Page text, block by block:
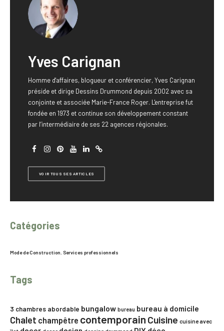
Yves Carignan
Homme d'affaires, blogueur et conférencier, Yves Carignan
préside et dirige Dessins Drummond depuis 2002 avec sa
conjointe et associée Marie-France Roger. L'entreprise fut
fondée en 1973 et continue son développement constant
par l’intermédiaire de ses 22 agences régionales.
VOIR TOUS SES ARTICLES
Catégories
Mode de Construction, Services professionnels
Tags
3 chambres abordable bungalow bureau bureau à domicile
Chalet champêtre contemporain Cuisine cuisine avec